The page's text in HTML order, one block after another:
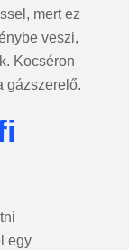
mert ez
veszi,
Kocséron
gázszerelő.
egy